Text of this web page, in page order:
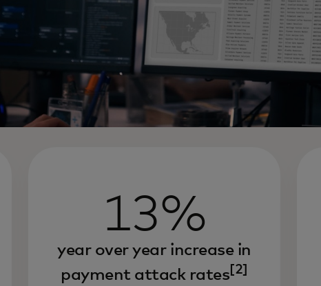
13%
year over year increase in
payment attack rates [2]